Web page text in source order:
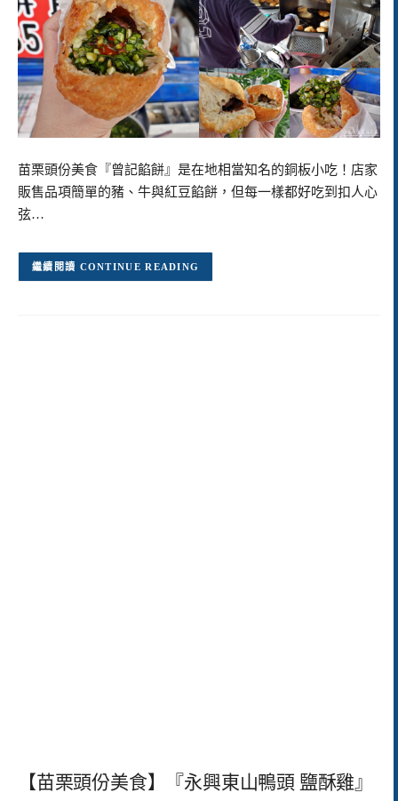
苗栗頭份美食『曾記餡餅』是在地相當知名的銅板小吃！店家
販售品項簡單的豬、牛與紅豆餡餅，但每一樣都好吃到扣人心
弦…
CONTINUE READING
【苗栗頭份美食】『永興東山鴨頭 鹽酥雞』